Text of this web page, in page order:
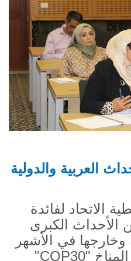
العربية والدولية
الاتحاد لفائدة
الأحداث الكبرى
وخارجها في الأشهر
"
COP30
"